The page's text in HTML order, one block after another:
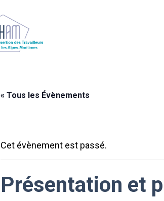
« Tous les Évènements
Cet évènement est passé.
Présentation et